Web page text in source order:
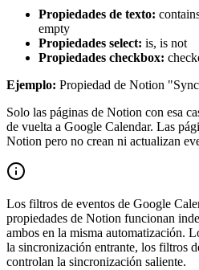
Propiedades de texto:
empty
Propiedades select: is, is not
Propiedades checkbox:
Ejemplo: Propiedad de Notion
Solo las páginas de Notion con esa
de vuelta a Google Calendar. Las
Notion pero no crean ni actualizan
Los filtros de eventos de Google
propiedades de Notion funcionan
ambos en la misma automatización.
la sincronización entrante, los filtros
controlan la sincronización saliente.